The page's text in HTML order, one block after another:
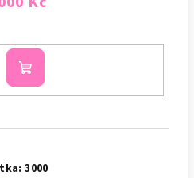
Do
košíku
3000